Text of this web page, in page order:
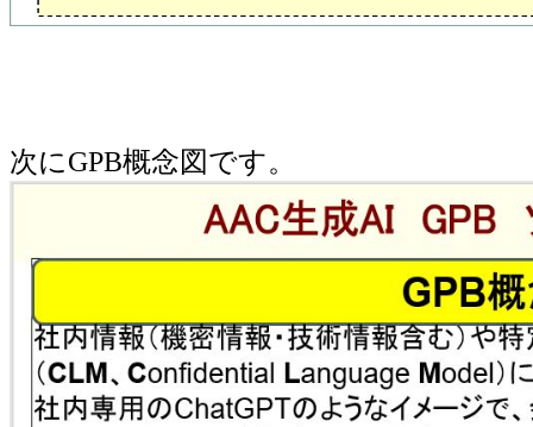
次にGPB概念図です。